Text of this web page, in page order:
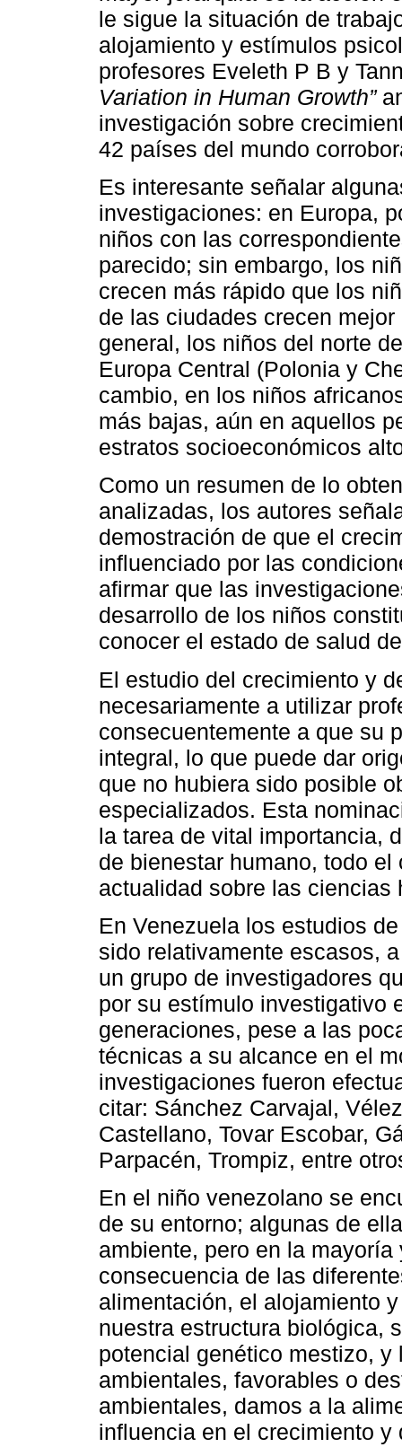
le sigue la situación de
alojamiento y estímulos
profesores Eveleth P B y
Variation in Human Growth”
investigación sobre
42 países del mundo
Es interesante señalar
investigaciones: en Europa,
niños con las
parecido; sin embargo, los
crecen más rápido que los
de las ciudades crecen
general, los niños del norte
Europa Central (Polonia y
cambio, en los niños
más bajas, aún en aquellos
estratos socioeconómicos
Como un resumen de lo
analizadas, los autores
demostración de que el
influenciado por las
afirmar que las
desarrollo de los niños
conocer el estado de salud
El estudio del crecimiento y
necesariamente a utilizar
consecuentemente a que su
integral, lo que puede dar
que no hubiera sido posible
especializados. Esta
la tarea de vital importancia,
de bienestar humano, todo
actualidad sobre las ciencias
En Venezuela los estudios
sido relativamente escasos,
un grupo de investigadores
por su estímulo investigativo
generaciones, pese a las
técnicas a su alcance en el
investigaciones fueron
citar: Sánchez Carvajal,
Castellano, Tovar Escobar,
Parpacén, Trompiz, entre
En el niño venezolano se
de su entorno; algunas de
ambiente, pero en la
consecuencia de las
alimentación, el alojamiento
nuestra estructura biológica,
potencial genético mestizo,
ambientales, favorables o
ambientales, damos a la
influencia en el crecimiento